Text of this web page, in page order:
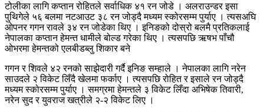
टोलीका लागि कप्तान रोहितले सर्वाधिक ४१ रन जोडे । अलराउन्डर इसा
पुथिगेले ५६ बलमा नटआउट ३८ रन जोड्दै मध्यम स्कोरसम्म पुर्याए । त्यसअघि
ओपनर गगन रावले ३४ रन जोडेका थिए । इनिङको दोस्रो बलमै प्रतिकलाई
नेपालका कप्तान हेमन्त धामीले बोल्ड गरेका थिए । त्यसपछि ऋषभ पाँचौ
ओभरमा हेमन्तको एलबीडब्लु शिकार बने
गगन र शिवले ४२ रनको साझेदारी गर्दै इनिङ सम्हाले । नेपालका लागि नरेन
साउदले २ विकेट लिँदै खेलमा फर्काए । त्यसपछि रोहित र इसाले रन जोड्दै
मध्यम स्कोरसम्म पुर्याए । समग्रमा हेमन्तले ३ विकेट लिँदा अभिषेक तिवारी,
नरेन सुद र युवराज खत्रीले २-२ विकेट लिए ।